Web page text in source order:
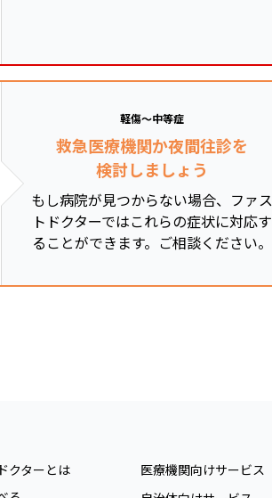
軽傷～中等症
救急医療機関か夜間往診を
検討しましょう
もし病院が見つからない場合、ファス
トドクターではこれらの症状に対応す
ることができます。ご相談ください。
クターとは
医療機関向けサービス